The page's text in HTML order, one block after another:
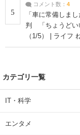
5
コメント数： 4
「車に常備しま
判 「ちょうどい
（1/5） | ライフ
カテゴリ一覧
IT・科学
エンタメ